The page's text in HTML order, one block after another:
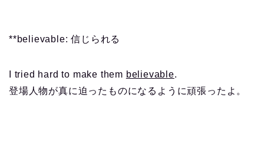
**believable: 信じられる
I tried hard to make them believable.
登場人物が真に迫ったものになるように頑張ったよ。